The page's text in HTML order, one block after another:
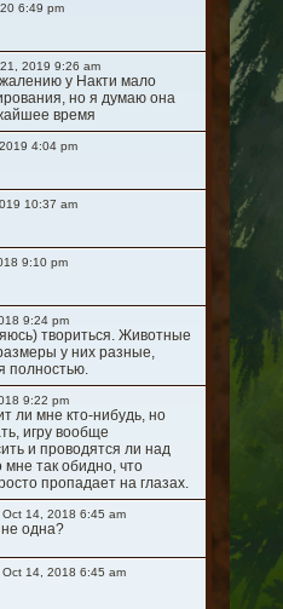
6:49 pm
2019 9:26 am
у Накти мало
но я думаю она
время
4:04 pm
10:37 am
9:10 pm
9:24 pm
твориться. Животные
у них разные,
полностью.
9:22 pm
ли мне кто-нибудь, но
игру вообще
и проводятся ли над
так обидно, что
пропадает на глазах.
Oct 14, 2018 6:45 am
одна?
Oct 14, 2018 6:45 am